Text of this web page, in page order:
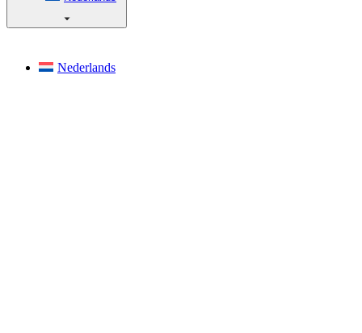
Nederlands